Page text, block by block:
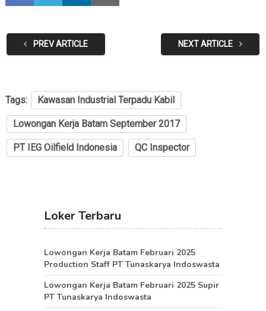
PREV ARTICLE NEXT ARTICLE
Tags: Kawasan Industrial Terpadu Kabil
Lowongan Kerja Batam September 2017
PT IEG Oilfield Indonesia QC Inspector
Loker Terbaru
Lowongan Kerja Batam Februari 2025
Production Staff PT Tunaskarya Indoswasta
Lowongan Kerja Batam Februari 2025 Supir
PT Tunaskarya Indoswasta